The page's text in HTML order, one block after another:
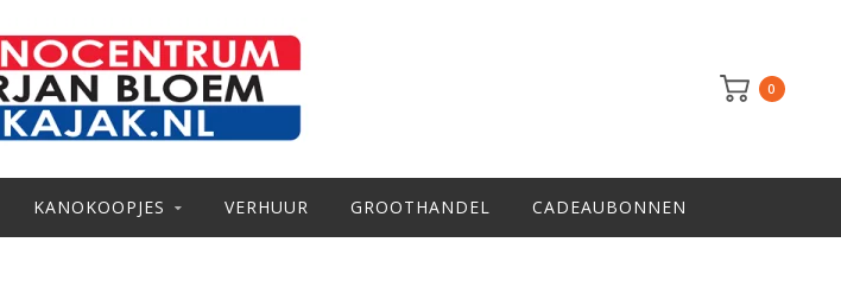
0
KANOKOOPJES VERHUUR GROOTHANDEL CADEAUBONNEN